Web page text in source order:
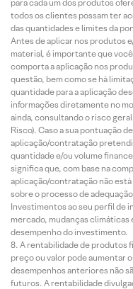
para cada um dos produtos
todos os clientes possam ter
das quantidades e limites da
Antes de aplicar nos produtos
material, é importante que
comporta a aplicação nos
questão, bem como se há
quantidade para a aplicação
informações diretamente no
ainda, consultando o risco
Risco). Caso a sua pontuação
aplicação/contratação
quantidade e/ou volume
significa que, com base na
aplicação/contratação não está
sobre o processo de
Investimentos ao seu perfil de
mercado, mudanças
desempenho do investimento.
A rentabilidade de produtos
preço ou valor pode aumentar
desempenhos anteriores não
futuros. A rentabilidade